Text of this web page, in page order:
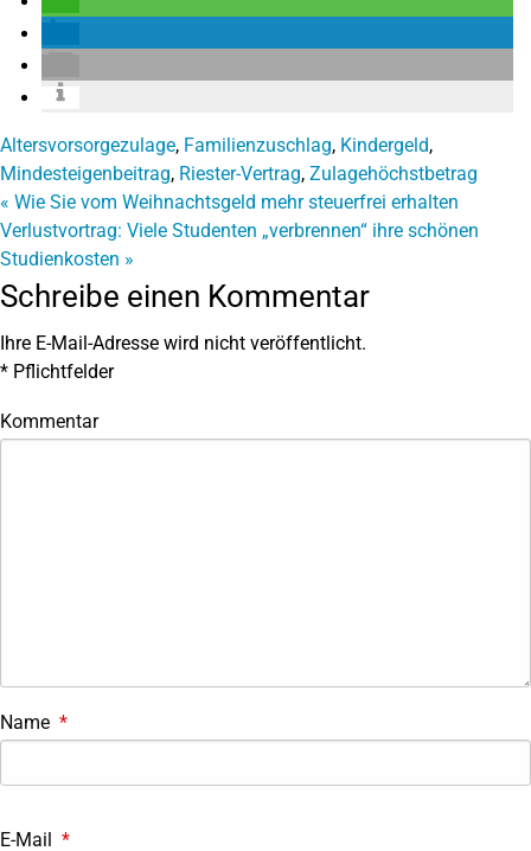
Altersvorsorgezulage, Familienzuschlag, Kindergeld,
Mindesteigenbeitrag, Riester-Vertrag, Zulagehöchstbetrag
« Wie Sie vom Weihnachtsgeld mehr steuerfrei erhalten
Verlustvortrag: Viele Studenten „verbrennen“ ihre schönen
Studienkosten »
Schreibe einen Kommentar
Ihre E-Mail-Adresse wird nicht veröffentlicht.
* Pflichtfelder
Kommentar
Name *
E-Mail *